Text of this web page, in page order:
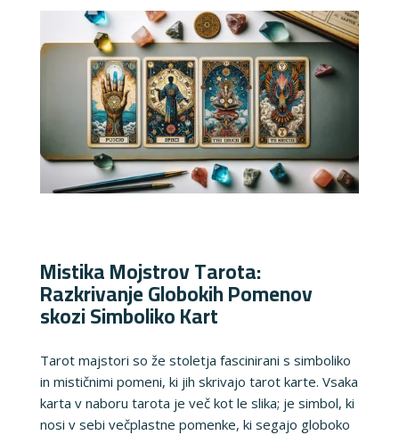
Mistika Mojstrov Tarota:
Razkrivanje Globokih Pomenov
skozi Simboliko Kart
Tarot majstori so že stoletja fascinirani s simboliko
in mističnimi pomeni, ki jih skrivajo tarot karte. Vsaka
karta v naboru tarota je več kot le slika; je simbol, ki
nosi v sebi večplastne pomenke, ki segajo globoko